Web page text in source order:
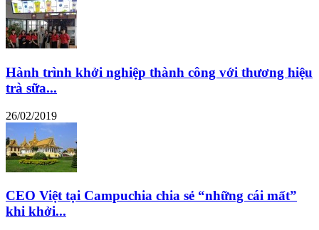
Hành trình khởi nghiệp thành công với thương hiệu
trà sữa...
26/02/2019
CEO Việt tại Campuchia chia sẻ “những cái mất”
khi khởi...